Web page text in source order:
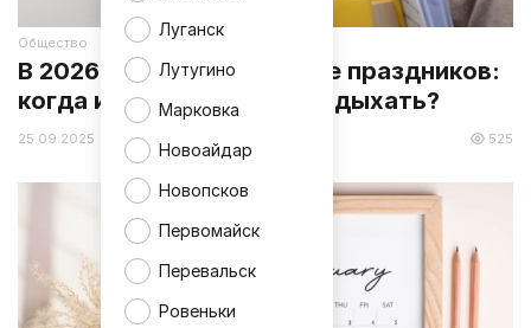
Луганск
Лутугино
Марковка
Новоайдар
Новопсков
Первомайск
Перевальск
Ровеньки
Общество
В 2026 году будет больше праздников:
когда и сколько будем отдыхать?
25.09.2025 12:39 525